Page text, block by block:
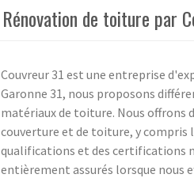
Rénovation de toiture par
Couvreur 31 est une entreprise
Garonne 31, nous proposons
matériaux de toiture. Nous offrons
couverture et de toiture, y compris
qualifications et des certifications
entièrement assurés lorsque nous